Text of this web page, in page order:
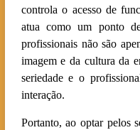
controla o acesso de
atua como um ponto
profissionais não são
imagem e da cultura da
seriedade e o
interação.
Portanto, ao optar pelos